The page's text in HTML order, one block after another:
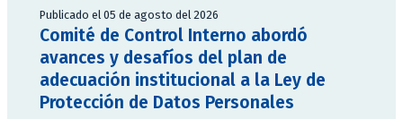
Publicado el 05 de agosto del 2026
Comité de Control Interno abordó
avances y desafíos del plan de
adecuación institucional a la Ley de
Protección de Datos Personales